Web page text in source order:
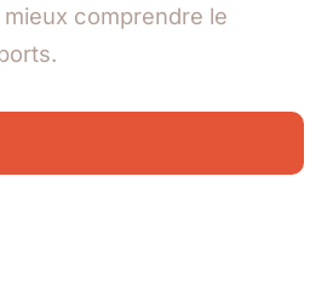
comprendre le